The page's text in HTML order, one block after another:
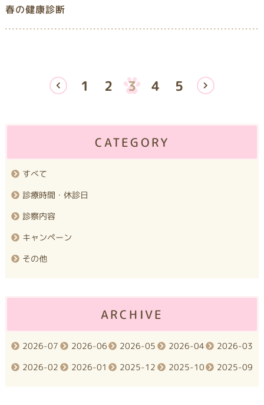
春の健康診断
1 2 3 4 5
CATEGORY
すべて
診療時間・休診日
診察内容
キャンペーン
その他
ARCHIVE
2026-07 2026-06 2026-05 2026-04
2026-03
2026-02
2026-01 2025-12 2025-10 2025-09